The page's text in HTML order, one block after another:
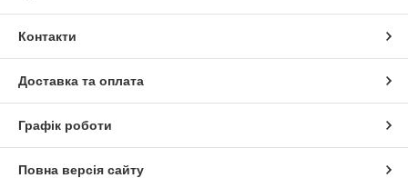
Контакти
Доставка та оплата
Графік роботи
Повна версія сайту